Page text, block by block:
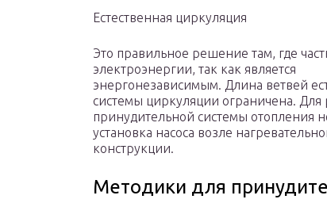
Естественная циркуляция
Это правильное решение там, где
электроэнергии, так как является
энергонезависимым. Длина ветвей
системы циркуляции ограничена. Для
принудительной системы отопления
установка насоса возле
конструкции.
Методики для